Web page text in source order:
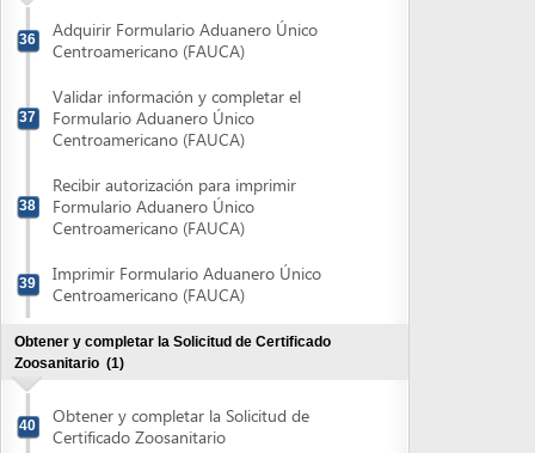
Obtener y completar la Solicitud de Certificado
Zoosanitario(1)
Certificado Zoosanitario
Pagar para la Emisión del Certificado Zoosanitario de
Obtener y completar el Recibo de Pago
TGR-1
42 Pagar Recibo de Pago TGR-1
Obtener Certificado Zoosanitario de Exportación
43 Retirar Recibo Oficial de OIRSA
44
Entregar Solicitud de Certificado
Zoosanitario de Exportación